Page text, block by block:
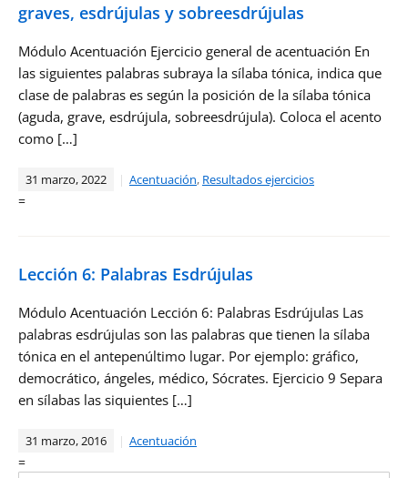
graves, esdrújulas y sobreesdrújulas
Módulo Acentuación Ejercicio general de acentuación En
las siguientes palabras subraya la sílaba tónica, indica que
clase de palabras es según la posición de la sílaba tónica
(aguda, grave, esdrújula, sobreesdrújula). Coloca el acento
como […]
31 marzo, 2022 Acentuación, Resultados ejercicios
=
Lección 6: Palabras Esdrújulas
Módulo Acentuación Lección 6: Palabras Esdrújulas Las
palabras esdrújulas son las palabras que tienen la sílaba
tónica en el antepenúltimo lugar. Por ejemplo: gráfico,
democrático, ángeles, médico, Sócrates. Ejercicio 9 Separa
en sílabas las siquientes […]
31 marzo, 2016 Acentuación
=